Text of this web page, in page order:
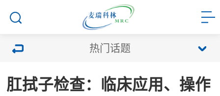
热门话题
肛拭子检查：临床应用、操作